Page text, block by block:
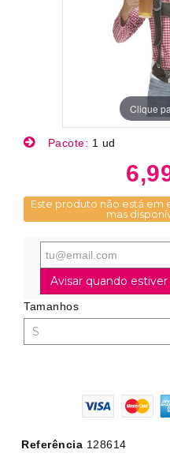
Clique
Pacote: 1 ud
Este produto não está em
mas
Avisar quando estiver
Tamanhos
Referência 128614